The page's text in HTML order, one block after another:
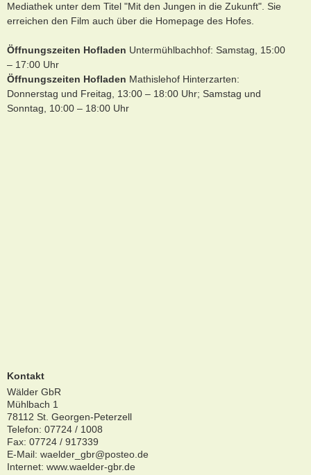
Mediathek unter dem Titel "Mit den Jungen in die Zukunft". Sie
erreichen den Film auch über die Homepage des Hofes.
Öffnungszeiten Hofladen Untermühlbachhof: Samstag, 15:00
– 17:00 Uhr
Öffnungszeiten Hofladen Mathislehof Hinterzarten:
Donnerstag und Freitag, 13:00 – 18:00 Uhr; Samstag und
Sonntag, 10:00 – 18:00 Uhr
Kontakt
Wälder GbR
Mühlbach 1
78112 St. Georgen-Peterzell
Telefon: 07724 / 1008
Fax: 07724 / 917339
E-Mail: waelder_gbr@posteo.de
Internet: www.waelder-gbr.de